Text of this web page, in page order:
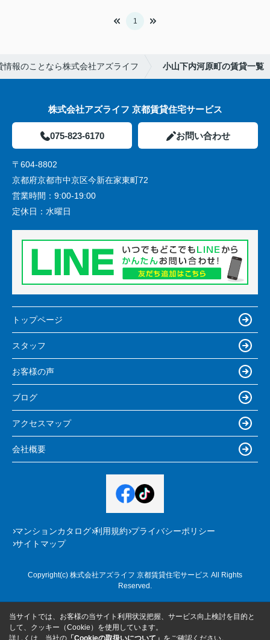
1
報のことなら株式会社アズライフ 小山下内河原町の賃貸一覧
株式会社アズライフ 京都賃貸住宅サービス
075-823-6170 お問い合わせ
〒604-8802
京都府京都市中京区今新在家東町72
営業時間： 9:00-19:00
定休日： 水曜日
トップページ
スタッフ
お客様の声
ブログ
アクセスマップ
会社概要
マンションカタログ 利用規約 プライバシーポリシー
サイトマップ
Copyright(c) 株式会社アズライフ 京都賃貸住宅サービス All Rights
Reserved.
当サイトでは、お客様の当サイト利用状況把握、サービス向上検討を目的と
して、クッキー（Cookie）を使用しています。
詳しくは、当社の 「Cookieの取扱いについて」 をご確認ください。